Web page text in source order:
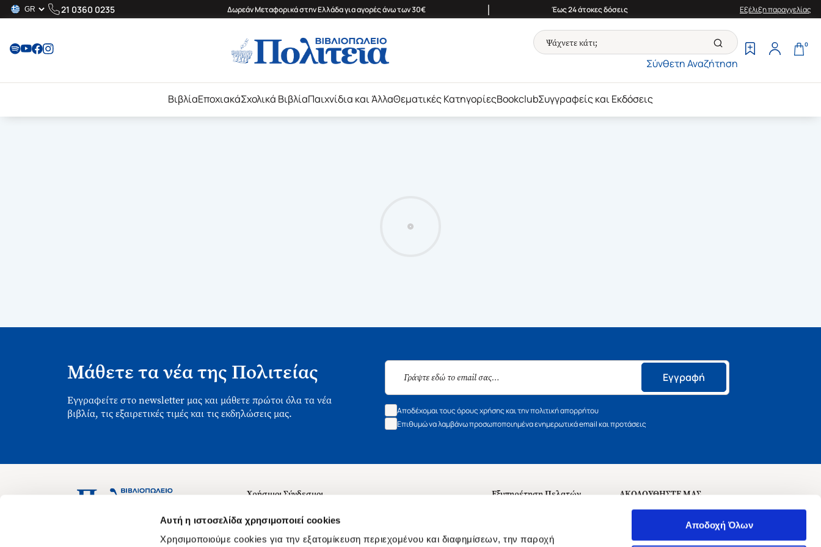
Αυτή η ιστοσελίδα χρησιμοποιεί cookies
Χρησιμοποιούμε cookies για την εξατομίκευση περιεχομένου και διαφημίσεων, την παροχή
Αποδοχή Όλων
21 0360 0235 Δωρεάν Μεταφορικά στην Ελλάδα για αγορές άνω των 30€ | Έως 24 άτοκες δόσεις Εξέλιξη παραγγελίας
Σύνθετη Αναζήτηση
0
ΒιβλίαΕποχιακάΣχολικά ΒιβλίαΠαιχνίδια και ΆλλαΘεματικές ΚατηγορίεςBookclubΣυγγραφείς και Εκδόσεις
Μάθετε τα νέα της Πολιτείας
Εγγραφείτε στο newsletter μας και μάθετε πρώτοι όλα τα νέα
βιβλία, τις εξαιρετικές τιμές και τις εκδηλώσεις μας.
Εγγραφή
Αποδέχομαι τους όρους χρήσης και την πολιτική απορρήτου
Επιθυμώ να λαμβάνω προσωποποιημένα ενημερωτικά email και προτάσεις
Ασκληπιού 1-3, Αθήνα 106 79
Χρήσιμοι Σύνδεσμοι
Σχετικά με εμάς
Θέσεις Εργασίας
Εξυπηρέτηση Πελατών
ΑΚΟΛΟΥΘΗΣΤΕ ΜΑΣ